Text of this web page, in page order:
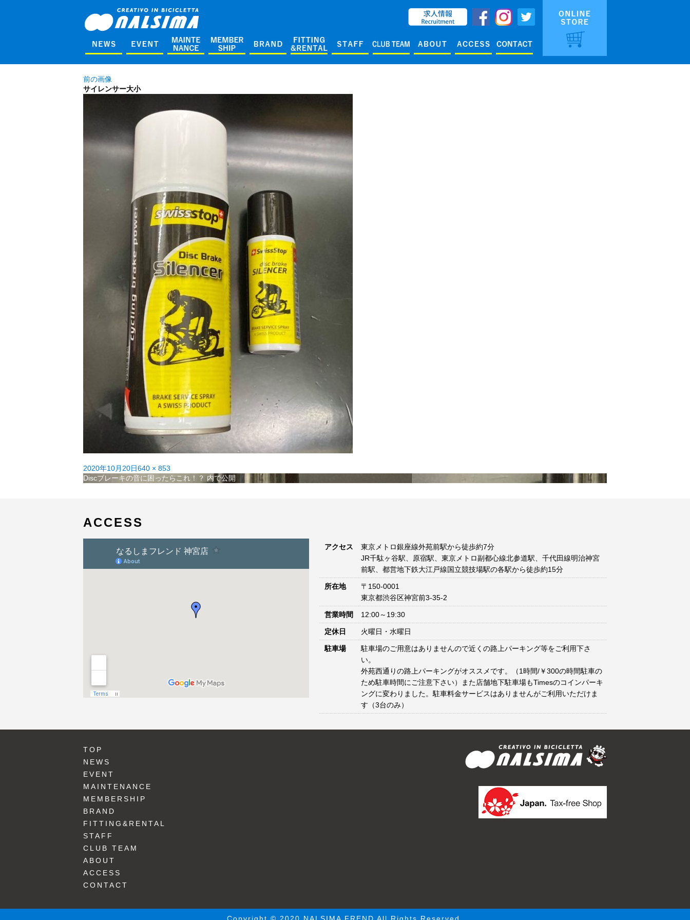
前の画像
サイレンサー大小
投
稿
2020年10月20日フ
ル
640 × 853
投
ゲ
ー
Discブレーキの音に困ったらこれ！？ 内で公開
ACCESS
アクセス
東京メトロ銀座線外苑前駅から徒歩約7分
JR千駄ヶ谷駅、原宿駅、東京メトロ副都心線北参道駅、千代田線明治神宮
前駅、都営地下鉄大江戸線国立競技場駅の各駅から徒歩約15分
所在地
〒150-0001
東京都渋谷区神宮前3-35-2
営業時間 12:00～19:30
定休日 火曜日・水曜日
駐車場
駐車場のご用意はありませんので近くの路上パーキング等をご利用下さ
い。
外苑西通りの路上パーキングがオススメです。（1時間/￥300の時間駐車の
ため駐車時間にご注意下さい）また店舗地下駐車場もTimesのコインパーキ
ングに変わりました。駐車料金サービスはありませんがご利用いただけま
す（3台のみ）
TOP
NEWS
EVENT
MAINTENANCE
MEMBERSHIP
BRAND
FITTING&RENTAL
STAFF
CLUB TEAM
ABOUT
ACCESS
CONTACT